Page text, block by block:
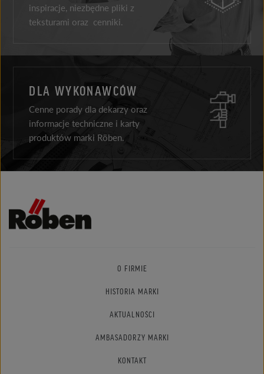
inspiracje, niezbędne pliki z
teksturami oraz cenniki.
DLA WYKONAWCÓW
Cenne porady dla dekarzy oraz
informacje techniczne i karty
produktów marki Röben.
O FIRMIE
HISTORIA MARKI
AKTUALNOŚCI
AMBASADORZY MARKI
KONTAKT